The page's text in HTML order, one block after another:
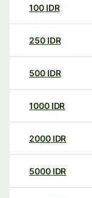
100 IDR
250 IDR
500 IDR
1000 IDR
2000 IDR
5000 IDR